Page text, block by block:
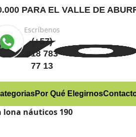
PARA EL VALLE DE
Escríbenos
(+57)
318 783
77 13
Por Qué Elegirnos
náuticos 190